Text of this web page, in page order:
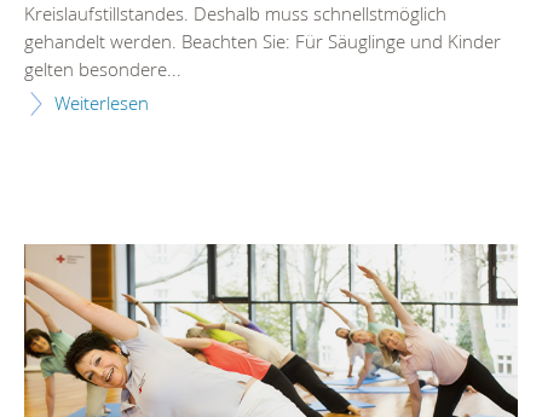
Kreislaufstillstandes. Deshalb muss schnellstmöglich
gehandelt werden. Beachten Sie: Für Säuglinge und Kinder
gelten besondere...
Weiterlesen